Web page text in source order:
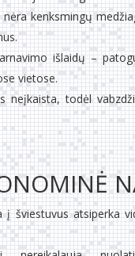
nėra kenksmingų
išlaidų –
vietose.
neįkaista, todėl
į šviestuvus atsiperka